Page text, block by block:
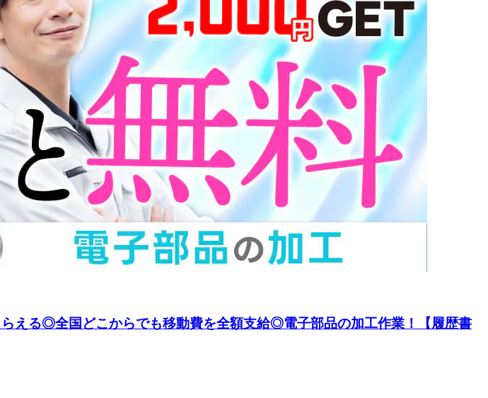
える◎全国どこからでも移動費を全額支給◎電子部品の加工作業！【履歴書